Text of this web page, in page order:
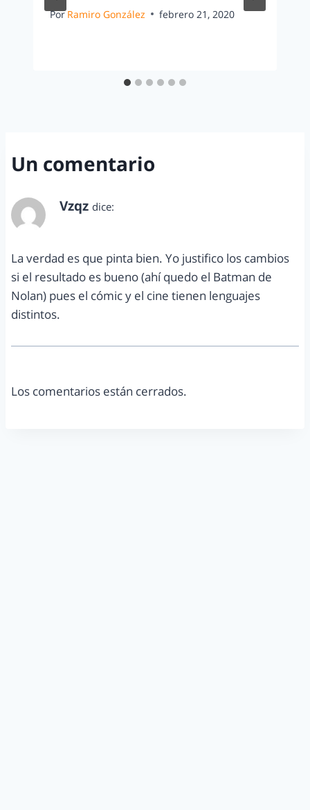
Por Ramiro González febrero 21, 2020
Un comentario
Vzqz dice:
La verdad es que pinta bien. Yo justifico los cambios
si el resultado es bueno (ahí quedo el Batman de
Nolan) pues el cómic y el cine tienen lenguajes
distintos.
Los comentarios están cerrados.